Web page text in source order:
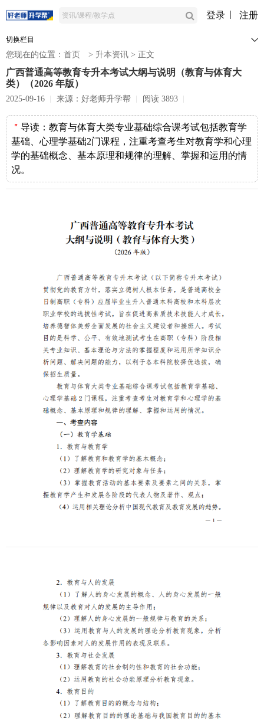
登录 注册
切换栏目
您现在的位置： 首页 > 升本资讯 > 正文
广西普通高等教育专升本考试大纲与说明（教育与体育大
类）（2026 年版）
2025-09-16 来源：好老师升学帮 阅读 3893
＂ 导读： 教育与体育大类专业基础综合课考试包括教育学
基础、心理学基础2门课程，注重考查考生对教育学和心理
学的基础概念、基本原理和规律的理解、掌握和运用的情
况。